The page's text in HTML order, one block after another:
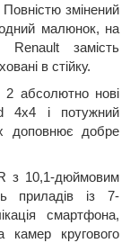
змінений
малюнок, на
Renault замість
в стійку.
2 абсолютно нові
4x4 і потужний
доповнює добре
з 10,1-дюймовим
приладів із 7-
смартфона,
камер кругового